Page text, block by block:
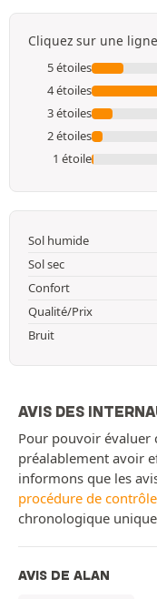
Cliquez sur une
5 étoiles
4 étoiles
3 étoiles
2 étoiles
1 étoile
Sol humide
Sol sec
Confort
Qualité/Prix
Bruit
AVIS DES
Pour pouvoir évaluer
préalablement avoir
informons que les
procédure de contrôle
chronologique
AVIS DE ALAN